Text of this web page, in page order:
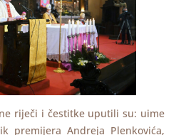
riječi i čestitke uputili su: uime
premijera Andreja Plenkovića,